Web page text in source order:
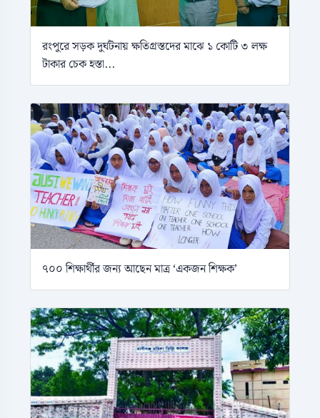
রংপুরে সড়ক দুর্ঘটনায় ক্ষতিগ্রস্তদের মাঝে ১ কোটি ৩ লক্ষ
টাকার চেক হস্তা...
৭০০ শিক্ষার্থীর জন্য আছেন মাত্র ‘একজন শিক্ষক’